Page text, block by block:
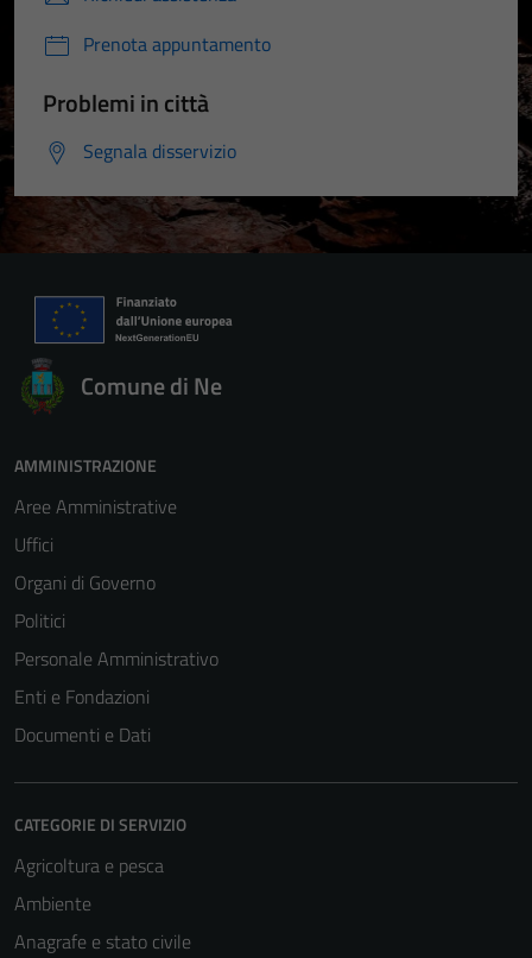
Prenota appuntamento
Problemi in città
Segnala disservizio
Comune di Ne
AMMINISTRAZIONE
Aree Amministrative
Uffici
Organi di Governo
Politici
Personale Amministrativo
Enti e Fondazioni
Documenti e Dati
CATEGORIE DI SERVIZIO
Agricoltura e pesca
Ambiente
Anagrafe e stato civile